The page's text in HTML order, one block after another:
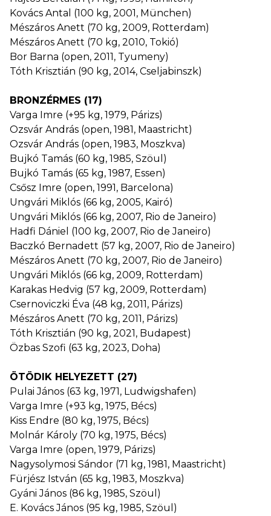
Kovács Antal (100 kg, 2001, München)
Mészáros Anett (70 kg, 2009, Rotterdam)
Mészáros Anett (70 kg, 2010, Tokió)
Bor Barna (open, 2011, Tyumeny)
Tóth Krisztián (90 kg, 2014, Cseljabinszk)
BRONZÉRMES (17)
Varga Imre (+95 kg, 1979, Párizs)
Ozsvár András (open, 1981, Maastricht)
Ozsvár András (open, 1983, Moszkva)
Bujkó Tamás (60 kg, 1985, Szöul)
Bujkó Tamás (65 kg, 1987, Essen)
Csősz Imre (open, 1991, Barcelona)
Ungvári Miklós (66 kg, 2005, Kairó)
Ungvári Miklós (66 kg, 2007, Rio de Janeiro)
Hadfi Dániel (100 kg, 2007, Rio de Janeiro)
Baczkó Bernadett (57 kg, 2007, Rio de Janeiro)
Mészáros Anett (70 kg, 2007, Rio de Janeiro)
Ungvári Miklós (66 kg, 2009, Rotterdam)
Karakas Hedvig (57 kg, 2009, Rotterdam)
Csernoviczki Éva (48 kg, 2011, Párizs)
Mészáros Anett (70 kg, 2011, Párizs)
Tóth Krisztián (90 kg, 2021, Budapest)
Özbas Szofi (63 kg, 2023, Doha)
ÖTÖDIK HELYEZETT (27)
Pulai János (63 kg, 1971, Ludwigshafen)
Varga Imre (+93 kg, 1975, Bécs)
Kiss Endre (80 kg, 1975, Bécs)
Molnár Károly (70 kg, 1975, Bécs)
Varga Imre (open, 1979, Párizs)
Nagysolymosi Sándor (71 kg, 1981, Maastricht)
Fürjész István (65 kg, 1983, Moszkva)
Gyáni János (86 kg, 1985, Szöul)
E. Kovács János (95 kg, 1985, Szöul)